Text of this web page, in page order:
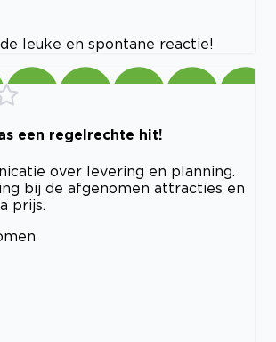
leuke en spontane reactie!
een regelrechte hit!
over levering en planning.
bij de afgenomen attracties en
prijs.